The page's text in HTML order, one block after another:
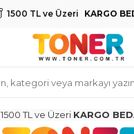
1500 TL ve Üzeri KARGO
1500 TL ve Üzeri KARGO